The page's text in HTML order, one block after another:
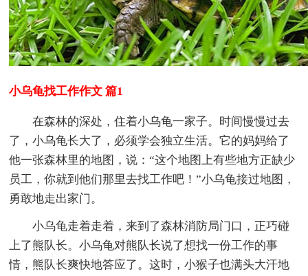
小乌龟找工作作文 篇1
在森林的深处，住着小乌龟一家子。时间慢慢过去
了，小乌龟长大了，必须学会独立生活。它的妈妈给了
他一张森林里的地图，说：“这个地图上有些地方正缺少
员工，你就到他们那里去找工作吧！”小乌龟接过地图，
勇敢地走出家门。
小乌龟走着走着，来到了森林消防局门口，正巧碰
上了熊队长。小乌龟对熊队长说了想找一份工作的事
情，熊队长爽快地答应了。这时，小猴子也满头大汗地